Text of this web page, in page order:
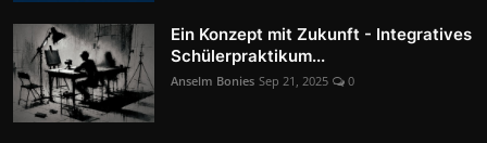
Ein Konzept mit Zukunft - Integratives
Schülerpraktikum...
Anselm Bonies Sep 21, 2025 0